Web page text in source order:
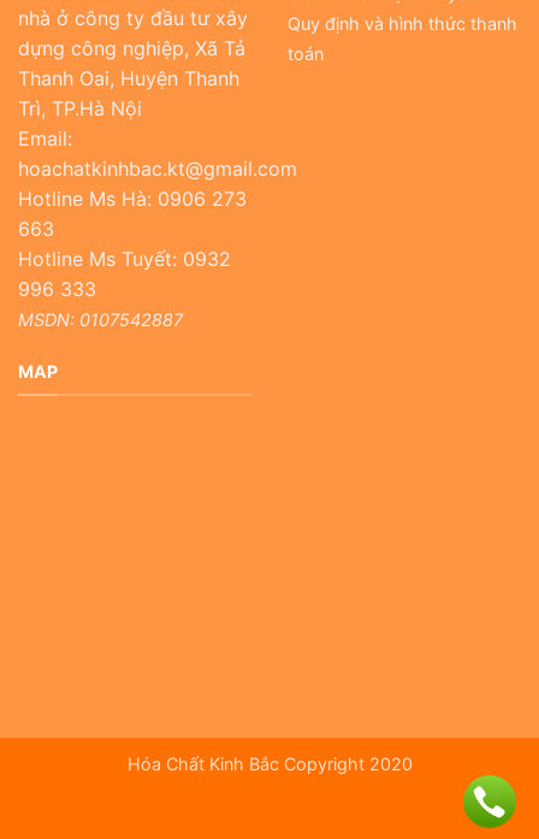
nhà ở công ty đầu tư xây
dựng công nghiệp, Xã Tả
Thanh Oai, Huyện Thanh
Trì, TP.Hà Nội
Email:
hoachatkinhbac.kt@gmail.com
Hotline Ms Hà: 0906 273
663
Hotline Ms Tuyết: 0932
996 333
MSDN: 0107542887
Quy định và hình thức thanh
toán
MAP
Hóa Chất Kinh Bắc Copyright 2020